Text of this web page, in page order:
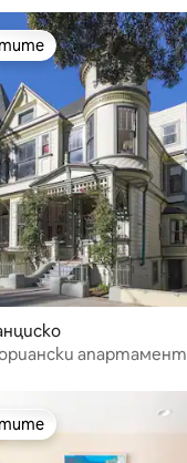
на гостите
апартамент
на гостите